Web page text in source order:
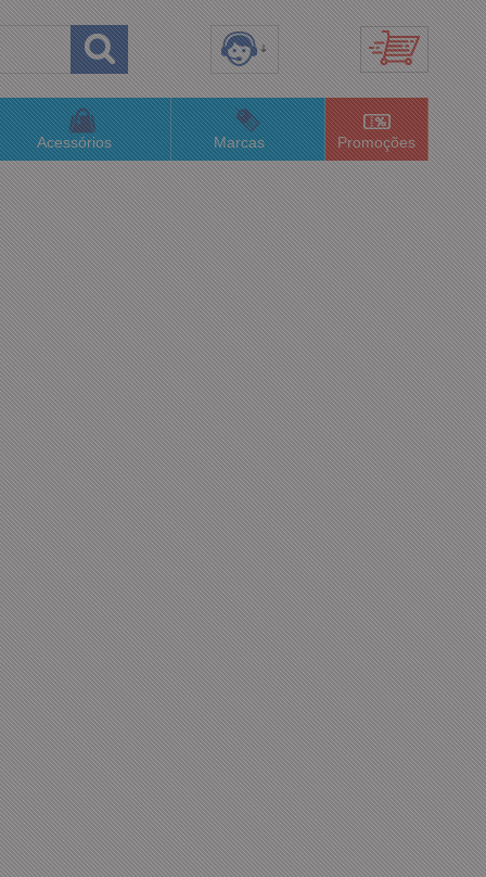
3658-4820
(48)996063435
Online
Acessórios Marcas Promoções